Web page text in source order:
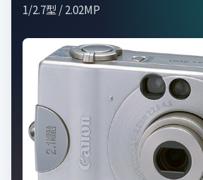
1/2.7型 / 2.02MP